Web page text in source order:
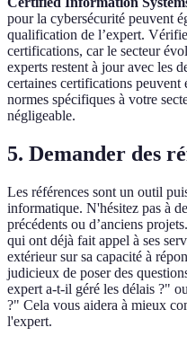
pour la cybersécurité peuvent
qualification de l’expert.
certifications, car le secteur
experts restent à jour avec les
certaines certifications peuvent
normes spécifiques à votre
négligeable.
5. Demander des
Les références sont un outil
informatique. N'hésitez pas à
précédents ou d’anciens
qui ont déjà fait appel à ses
extérieur sur sa capacité à
judicieux de poser des
expert a-t-il géré les délais ?"
?" Cela vous aidera à mieux
l'expert.